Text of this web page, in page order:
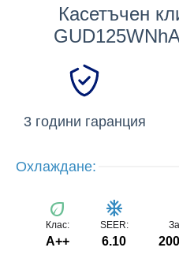
Касетъчен
3 години гаранция
Охлаждане:
eco
Клас:
A++
ac_unit
SEER:
6.10